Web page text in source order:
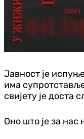
Јавност је
има
свијету је доста
Оно што је за нас